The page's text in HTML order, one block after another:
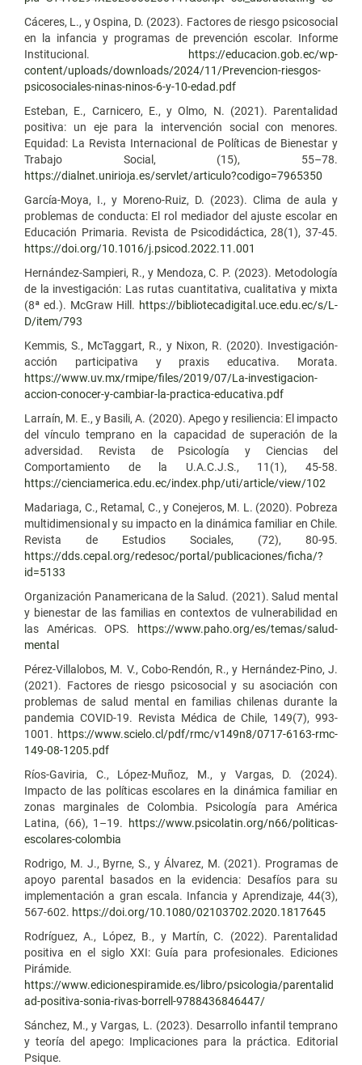
Cáceres, L., y Ospina, D. (2023). Factores de riesgo psicosocial
en la infancia y programas de prevención escolar. Informe
Institucional.
https://educacion.gob.ec/wp-
content/uploads/downloads/2024/11/Prevencion-riesgos-
psicosociales-ninas-ninos-6-y-10-edad.pdf
Esteban, E., Carnicero, E., y Olmo, N. (2021). Parentalidad
positiva: un eje para la intervención social con menores.
Equidad: La Revista Internacional de Políticas de Bienestar y
Trabajo Social, (15), 55–78.
https://dialnet.unirioja.es/servlet/articulo?codigo=7965350
García-Moya, I., y Moreno-Ruiz, D. (2023). Clima de aula y
problemas de conducta: El rol mediador del ajuste escolar en
Educación Primaria. Revista de Psicodidáctica, 28(1), 37-45.
https://doi.org/10.1016/j.psicod.2022.11.001
Hernández-Sampieri, R., y Mendoza, C. P. (2023). Metodología
de la investigación: Las rutas cuantitativa, cualitativa y mixta
(8ª ed.). McGraw Hill. https://bibliotecadigital.uce.edu.ec/s/L-
D/item/793
Kemmis, S., McTaggart, R., y Nixon, R. (2020). Investigación-
acción participativa y praxis educativa. Morata.
https://www.uv.mx/rmipe/files/2019/07/La-investigacion-
accion-conocer-y-cambiar-la-practica-educativa.pdf
Larraín, M. E., y Basili, A. (2020). Apego y resiliencia: El impacto
del vínculo temprano en la capacidad de superación de la
adversidad. Revista de Psicología y Ciencias del
Comportamiento de la U.A.C.J.S., 11(1), 45-58.
https://cienciamerica.edu.ec/index.php/uti/article/view/102
Madariaga, C., Retamal, C., y Conejeros, M. L. (2020). Pobreza
multidimensional y su impacto en la dinámica familiar en Chile.
Revista de Estudios Sociales, (72), 80-95.
https://dds.cepal.org/redesoc/portal/publicaciones/ficha/?
id=5133
Organización Panamericana de la Salud. (2021). Salud mental
y bienestar de las familias en contextos de vulnerabilidad en
las Américas. OPS.
https://www.paho.org/es/temas/salud-
mental
Pérez-Villalobos, M. V., Cobo-Rendón, R., y Hernández-Pino, J.
(2021). Factores de riesgo psicosocial y su asociación con
problemas de salud mental en familias chilenas durante la
pandemia COVID-19. Revista Médica de Chile, 149(7), 993-
1001. https://www.scielo.cl/pdf/rmc/v149n8/0717-6163-rmc-
149-08-1205.pdf
Ríos-Gaviria, C., López-Muñoz, M., y Vargas, D. (2024).
Impacto de las políticas escolares en la dinámica familiar en
zonas marginales de Colombia. Psicología para América
Latina, (66), 1–19.
https://www.psicolatin.org/n66/politicas-
escolares-colombia
Rodrigo, M. J., Byrne, S., y Álvarez, M. (2021). Programas de
apoyo parental basados en la evidencia: Desafíos para su
implementación a gran escala. Infancia y Aprendizaje, 44(3),
567-602. https://doi.org/10.1080/02103702.2020.1817645
Rodríguez, A., López, B., y Martín, C. (2022). Parentalidad
positiva en el siglo XXI: Guía para profesionales. Ediciones
Pirámide.
https://www.edicionespiramide.es/libro/psicologia/parentalid
ad-positiva-sonia-rivas-borrell-9788436846447/
Sánchez, M., y Vargas, L. (2023). Desarrollo infantil temprano
y teoría del apego: Implicaciones para la práctica. Editorial
Psique.